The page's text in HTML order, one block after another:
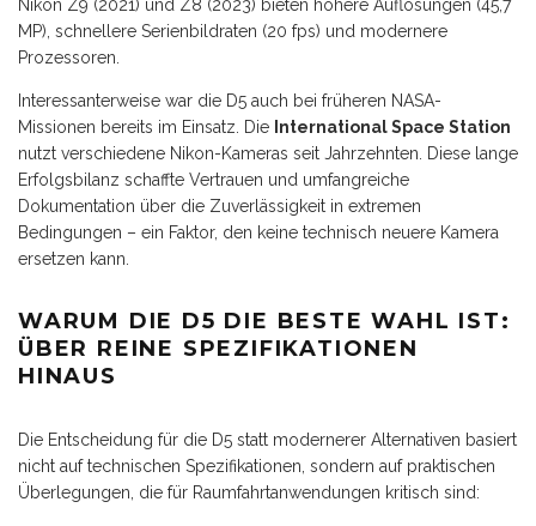
Nikon Z9 (2021) und Z8 (2023) bieten höhere Auflösungen (45,7
MP), schnellere Serienbildraten (20 fps) und modernere
Prozessoren.
Interessanterweise war die D5 auch bei früheren NASA-
Missionen bereits im Einsatz. Die International Space Station
nutzt verschiedene Nikon-Kameras seit Jahrzehnten. Diese lange
Erfolgsbilanz schaffte Vertrauen und umfangreiche
Dokumentation über die Zuverlässigkeit in extremen
Bedingungen – ein Faktor, den keine technisch neuere Kamera
ersetzen kann.
WARUM DIE D5 DIE BESTE WAHL IST:
ÜBER REINE SPEZIFIKATIONEN
HINAUS
Die Entscheidung für die D5 statt modernerer Alternativen basiert
nicht auf technischen Spezifikationen, sondern auf praktischen
Überlegungen, die für Raumfahrtanwendungen kritisch sind: